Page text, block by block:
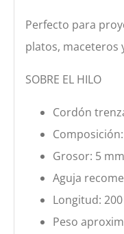
Perfecto para
platos, maceteros
SOBRE EL HILO
Cordón
Grosor: 5 mm
Aguja
Longitud:
Peso